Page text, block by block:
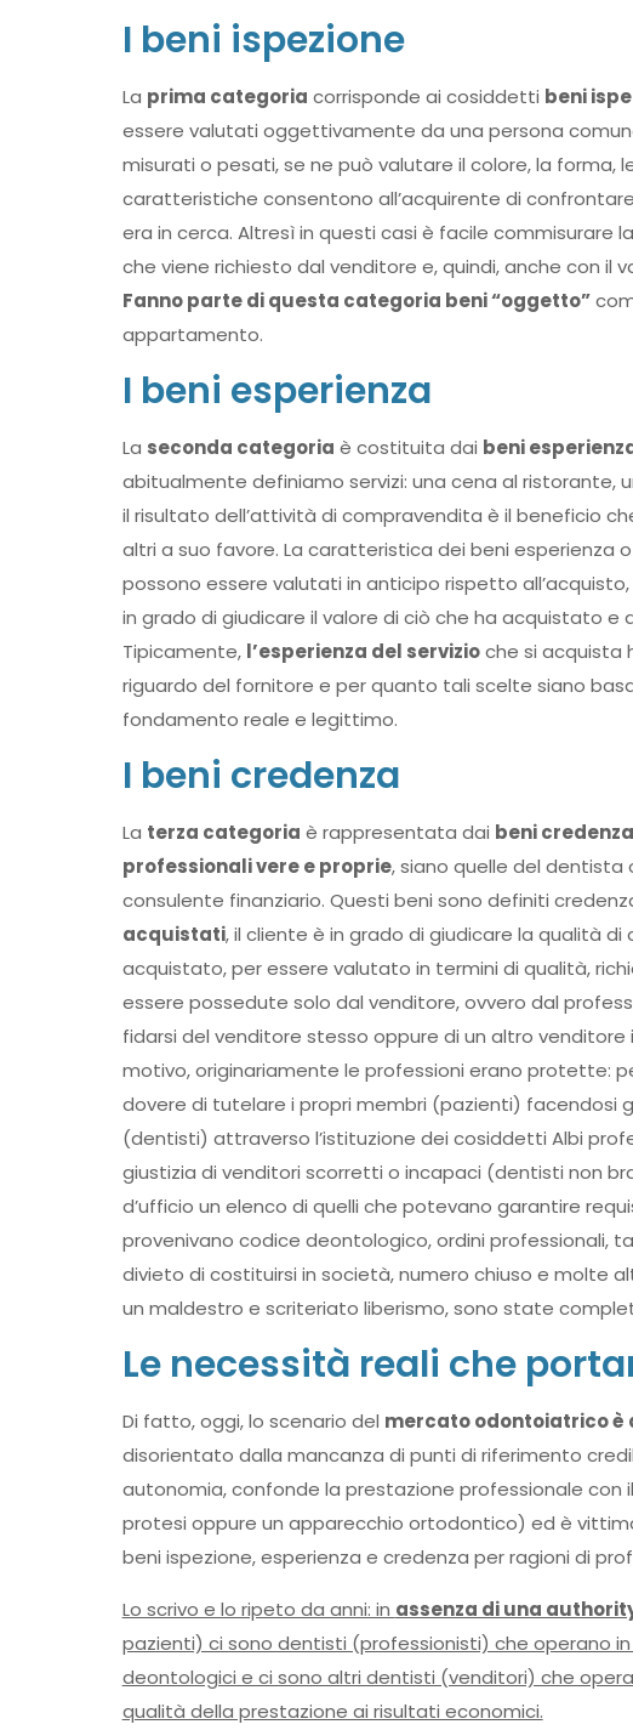
I beni ispezione
La prima categoria corrisponde ai cosiddetti beni
essere valutati oggettivamente da una persona
misurati o pesati, se ne può valutare il colore, la
caratteristiche consentono all’acquirente di
era in cerca. Altresì in questi casi è facile commisurare
che viene richiesto dal venditore e, quindi, anche con il
Fanno parte di questa categoria beni “oggetto”
appartamento.
I beni esperienza
La seconda categoria è costituita dai beni
abitualmente definiamo servizi: una cena al ristorante,
il risultato dell’attività di compravendita è il beneficio
altri a suo favore. La caratteristica dei beni
possono essere valutati in anticipo rispetto
in grado di giudicare il valore di ciò che ha acquistato
Tipicamente, l’esperienza del servizioche si acquista
riguardo del fornitore e per quanto tali scelte siano
fondamento reale e legittimo.
I beni credenza
La terza categoria è rappresentata dai beni credenza
professionali vere e proprie, siano quelle del dentista
consulente finanziario. Questi beni sono definiti
acquistati, il cliente è in grado di giudicare la qualità
acquistato, per essere valutato in termini di qualità,
essere possedute solo dal venditore, ovvero dal
fidarsi del venditore stesso oppure di un altro
motivo, originariamente le professioni erano protette:
dovere di tutelare i propri membri (pazienti) facendosi
(dentisti) attraverso l’istituzione dei cosiddetti Albi
giustizia di venditori scorretti o incapaci (dentisti non
d’ufficio un elenco di quelli che potevano garantire
provenivano codice deontologico, ordini professionali,
divieto di costituirsi in società, numero chiuso e molte
un maldestro e scriteriato liberismo, sono state
Le necessità reali che
Di fatto, oggi, lo scenario del mercato odontoiatrico è
disorientato dalla mancanza di punti di riferimento
autonomia, confonde la prestazione professionale con
protesi oppure un apparecchio ortodontico) ed è
beni ispezione, esperienza e credenza per ragioni di
Lo scrivo e lo ripeto da anni: in assenza di una
pazienti) ci sono dentisti (professionisti) che operano
deontologici e ci sono altri dentisti (venditori) che
qualità della prestazione ai risultati economici.